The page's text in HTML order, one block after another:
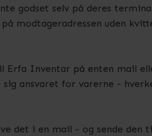
godset selv på deres
modtageradressen uden
Inventar på enten mail
ansvaret for varerne -
det i en mail - og sende den